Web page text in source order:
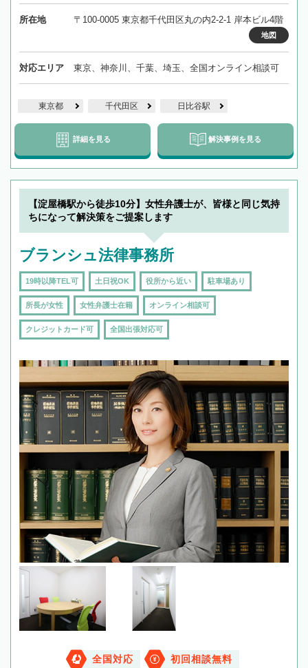
所在地 〒100-0005 東京都千代田区丸の内2-2-1 岸本ビル4階
地図
対応エリア 東京、神奈川、千葉、埼玉、全国オンライン相談可
東京都 千代田区 日比谷駅
詳細を見る 解決事例を見る
【淀屋橋駅から徒歩10分】女性弁護士が、皆様と同じ気持
ちになって解決策をご提案します
ブランシュ法律事務所
19時以降TEL可 土日祝OK 役所から近い 駐車場あり
所長が女性 女性弁護士在籍 オンライン相談可
クレジットカード可 全国出張対応可
全国対応 初回相談無料